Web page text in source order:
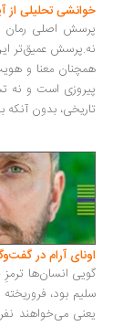
تحلیلی از
اصلی رمان صرفاً
عمیق‌تر این
معنا و هویت خود
است و نه تسلیم.
بدون آنکه به
آرام در گفت‌وگو با
انسان‌ها ترمزِ خود
بود، فروریخته است.
می‌خواهند نفرت،